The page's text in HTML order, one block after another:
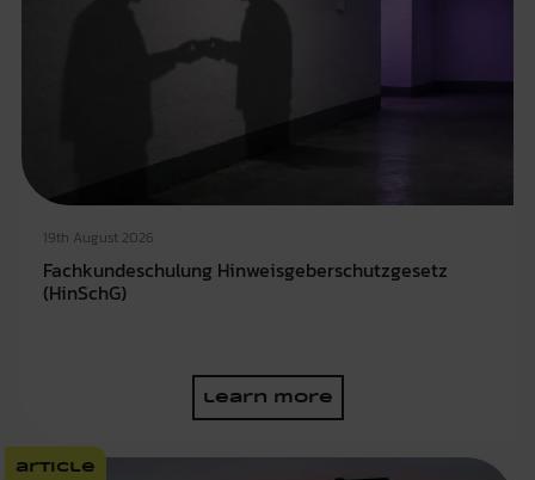
19th August 2026
Fachkundeschulung Hinweisgeberschutzgesetz
(HinSchG)
learn more
article